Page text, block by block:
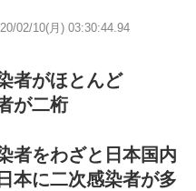
02/10(月) 03:30:44.94
者がほとんど
が二桁
者をわざと日本国内
本に二次感染者が多